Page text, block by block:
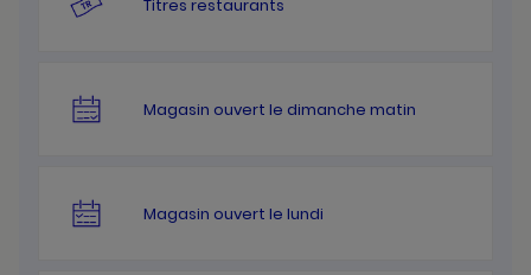
Titres restaurants
Magasin ouvert le dimanche matin
Magasin ouvert le lundi